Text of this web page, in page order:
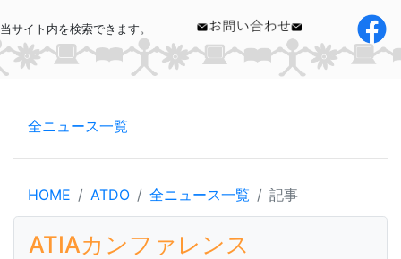
当サイト内を検索できます。
全ニュース一覧
HOME ATDO 全ニュース一覧 記事
ATIAカンファレンス